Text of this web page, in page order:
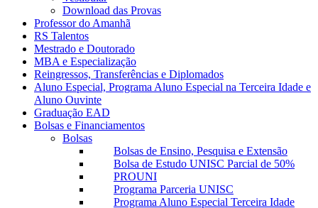
Download das Provas
Professor do Amanhã
RS Talentos
Mestrado e Doutorado
MBA e Especialização
Reingressos, Transferências e Diplomados
Aluno Especial, Programa Aluno Especial na Terceira Idade e
Aluno Ouvinte
Graduação EAD
Bolsas e Financiamentos
Bolsas
Bolsas de Ensino, Pesquisa e Extensão
Bolsa de Estudo UNISC Parcial de 50%
PROUNI
Programa Parceria UNISC
Programa Aluno Especial Terceira Idade